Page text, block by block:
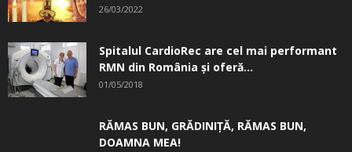
26/03/2022
Spitalul CardioRec are cel mai performant
RMN din România și oferă...
01/05/2018
RĂMAS BUN, GRĂDINIŢĂ, ­RĂMAS BUN,
DOAMNA MEA!